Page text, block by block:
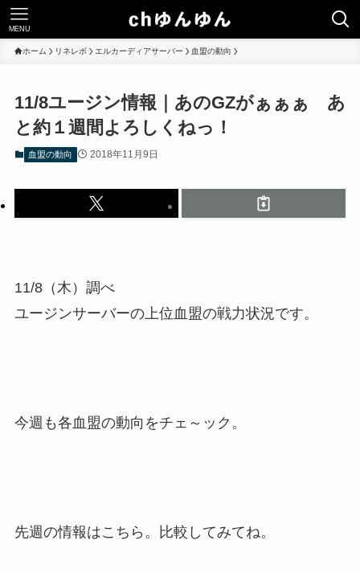
MENU
ホーム リネレボ エルカーディアサーバー 血盟の動向
11/8ユージン情報｜あのGZがぁぁぁ あ
と約１週間よろしくねっ！
血盟の動向 2018年11月9日
11/8（木）調べ
ユージンサーバーの上位血盟の戦力状況です。
今週も各血盟の動向をチェ～ック。
先週の情報はこちら。比較してみてね。